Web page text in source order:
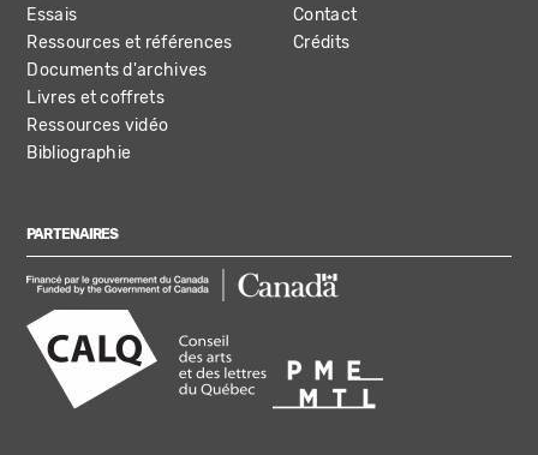
Essais
Ressources et références
Documents d'archives
Livres et coffrets
Ressources vidéo
Bibliographie
Contact
Crédits
PARTENAIRES